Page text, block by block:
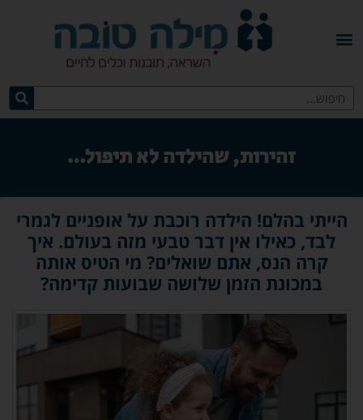
זהירות, שהילדה לא תיפול…
הייתי בהלם! הילדה רוכבת על אופניים לגמרי
לבד, כאילו אין דבר טבעי מזה בעולם. איך
קרה הנס, אתם שואלים? מי הטיס אותה
במכונת הזמן שלושה שבועות קדימה?